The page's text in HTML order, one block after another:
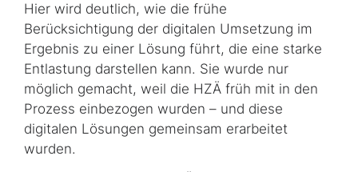
Hier wird deutlich, wie die frühe
Berücksichtigung der digitalen Umsetzung im
Ergebnis zu einer Lösung führt, die eine starke
Entlastung darstellen kann. Sie wurde nur
möglich gemacht, weil die HZÄ früh mit in den
Prozess einbezogen wurden – und diese
digitalen Lösungen gemeinsam erarbeitet
wurden.